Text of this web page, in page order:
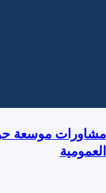
مشاورات موسعة
العمومية